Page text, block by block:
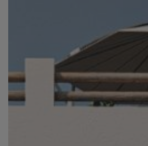
Conócenos
Videos
Información